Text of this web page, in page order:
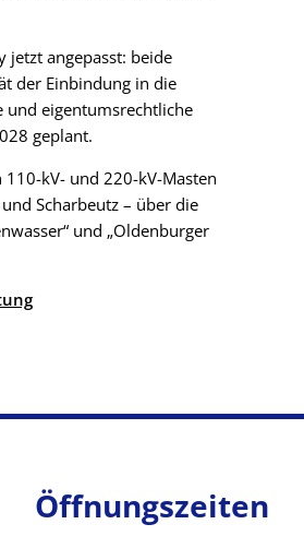
jetzt angepasst: beide
der Einbindung in die
und eigentumsrechtliche
geplant.
kV- und 220-kV-Masten
Scharbeutz – über die
und „Oldenburger
Öffnungszeiten